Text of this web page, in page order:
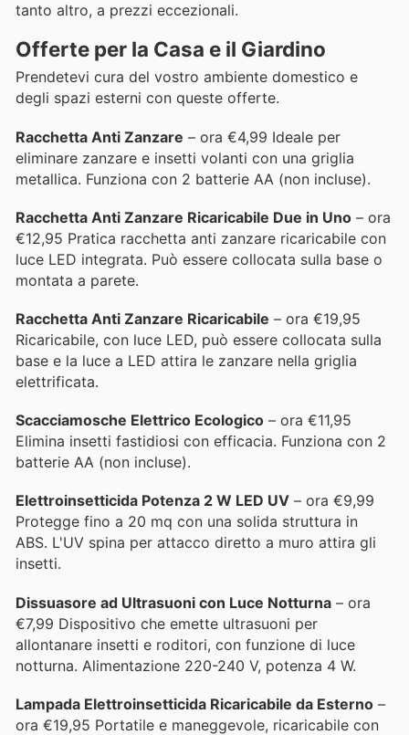
tanto altro, a prezzi eccezionali.
Offerte per la Casa e il Giardino
Prendetevi cura del vostro ambiente domestico e
degli spazi esterni con queste offerte.
Racchetta Anti Zanzare – ora €4,99 Ideale per
eliminare zanzare e insetti volanti con una griglia
metallica. Funziona con 2 batterie AA (non incluse).
Racchetta Anti Zanzare Ricaricabile Due in Uno – ora
€12,95 Pratica racchetta anti zanzare ricaricabile con
luce LED integrata. Può essere collocata sulla base o
montata a parete.
Racchetta Anti Zanzare Ricaricabile – ora €19,95
Ricaricabile, con luce LED, può essere collocata sulla
base e la luce a LED attira le zanzare nella griglia
elettrificata.
Scacciamosche Elettrico Ecologico – ora €11,95
Elimina insetti fastidiosi con efficacia. Funziona con 2
batterie AA (non incluse).
Elettroinsetticida Potenza 2 W LED UV – ora €9,99
Protegge fino a 20 mq con una solida struttura in
ABS. L'UV spina per attacco diretto a muro attira gli
insetti.
Dissuasore ad Ultrasuoni con Luce Notturna – ora
€7,99 Dispositivo che emette ultrasuoni per
allontanare insetti e roditori, con funzione di luce
notturna. Alimentazione 220-240 V, potenza 4 W.
Lampada Elettroinsetticida Ricaricabile da Esterno –
ora €19,95 Portatile e maneggevole, ricaricabile con